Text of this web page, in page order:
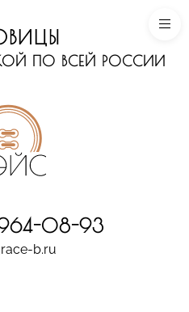
ПО ВСЕЙ РОССИИ
08-93
b.ru